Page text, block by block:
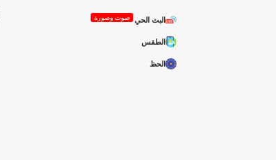
البث الحي صوت وصورة
الطقس
الحظ